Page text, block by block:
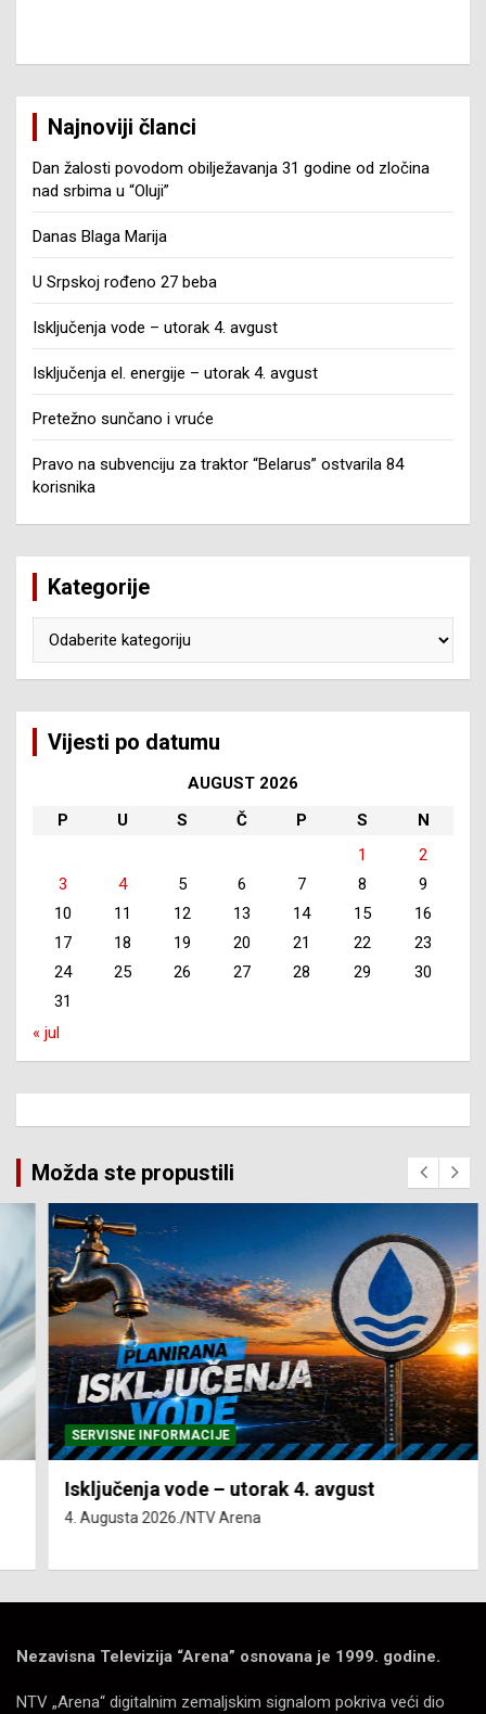
Najnoviji članci
Dan žalosti povodom obilježavanja 31 godine od zločina
nad srbima u “Oluji”
Danas Blaga Marija
U Srpskoj rođeno 27 beba
Isključenja vode – utorak 4. avgust
Isključenja el. energije – utorak 4. avgust
Pretežno sunčano i vruće
Pravo na subvenciju za traktor “Belarus” ostvarila 84
korisnika
Kategorije
Vijesti po datumu
AUGUST 2026
P
U S Č P S
N
1
2
3
4 5 6 7 8
9
10
11 12 13 14 15
16
17
18 19 20 21 22
23
24
25 26 27 28 29
30
31
« jul
Možda ste propustili
SERVISNE INFORMACIJE
Isključenja vode – utorak 4. avgust
4. Augusta 2026. NTV Arena
Nezavisna Televizija “Arena” osnovana je 1999. godine.
NTV „Arena“ digitalnim zemaljskim signalom pokriva veći dio